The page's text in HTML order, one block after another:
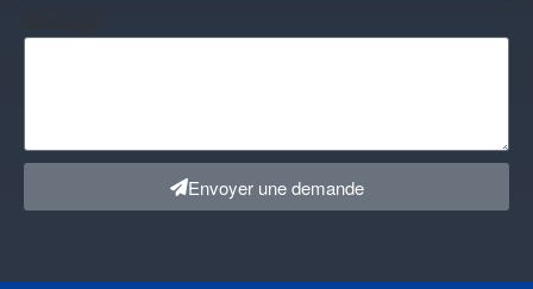
Envoyer une demande